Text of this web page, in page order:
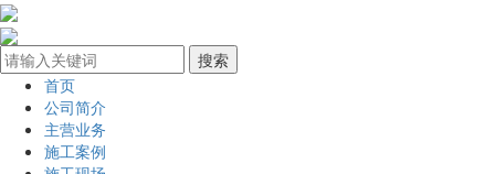
首页
公司简介
主营业务
施工案例